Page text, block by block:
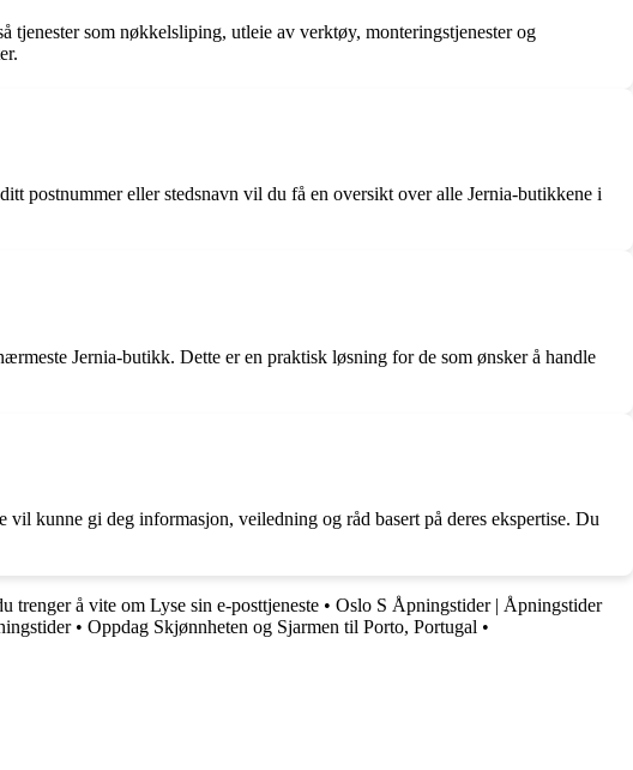
som nøkkelsliping, utleie av verktøy, monteringstjenester og
postnummer eller stedsnavn vil du få en oversikt over alle Jernia-butikkene i
Jernia-butikk. Dette er en praktisk løsning for de som ønsker å handle
kunne gi deg informasjon, veiledning og råd basert på deres ekspertise. Du
trenger å vite om Lyse sin e-posttjeneste • Oslo S Åpningstider | Åpningstider
• Oppdag Skjønnheten og Sjarmen til Porto, Portugal •